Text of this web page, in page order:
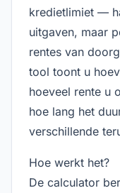
kredietlimiet —
uitgaven, maar
rentes van
tool toont u
hoeveel rente u
hoe lang het
verschillende
Hoe werkt het?
De calculator